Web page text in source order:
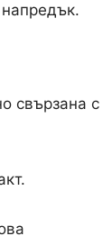
свързана с